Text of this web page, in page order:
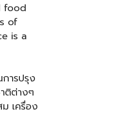
food
of
is a
ารปรุง
ติต่างๆ
เครื่อง